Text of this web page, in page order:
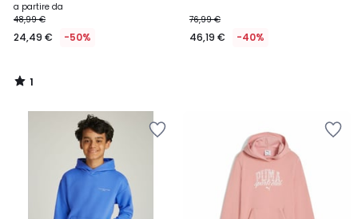
a partire da
48,99 €
24,49 € -50%
1
/
76,99 €
46,19 € -40%